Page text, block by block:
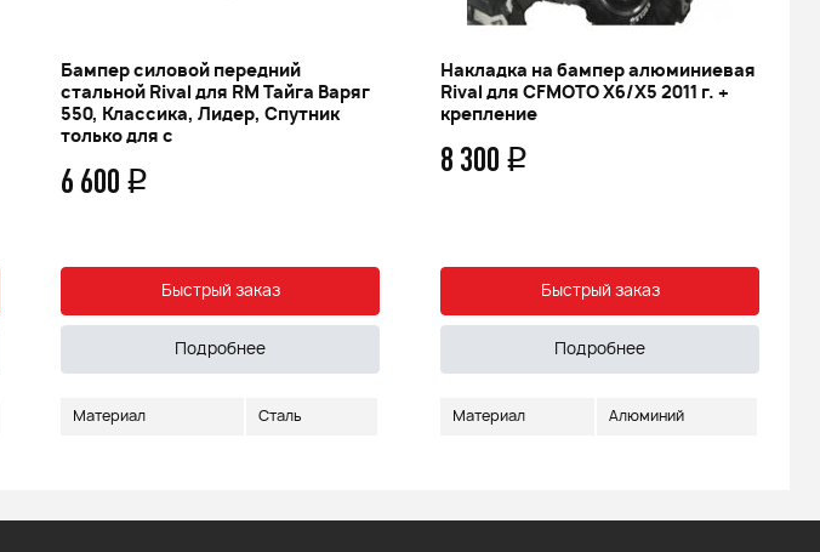
Бампер силовой передний
стальной Rival для RM Тайга Варяг
550, Классика, Лидер, Спутник
только для с
6 600 q
Быстрый заказ
Подробнее
Материал Сталь
Накладка на бампер алюминиевая
Rival для CFMOTO X6/X5 2011 г. +
крепление
8 300 q
Быстрый заказ
Подробнее
Материал Алюминий